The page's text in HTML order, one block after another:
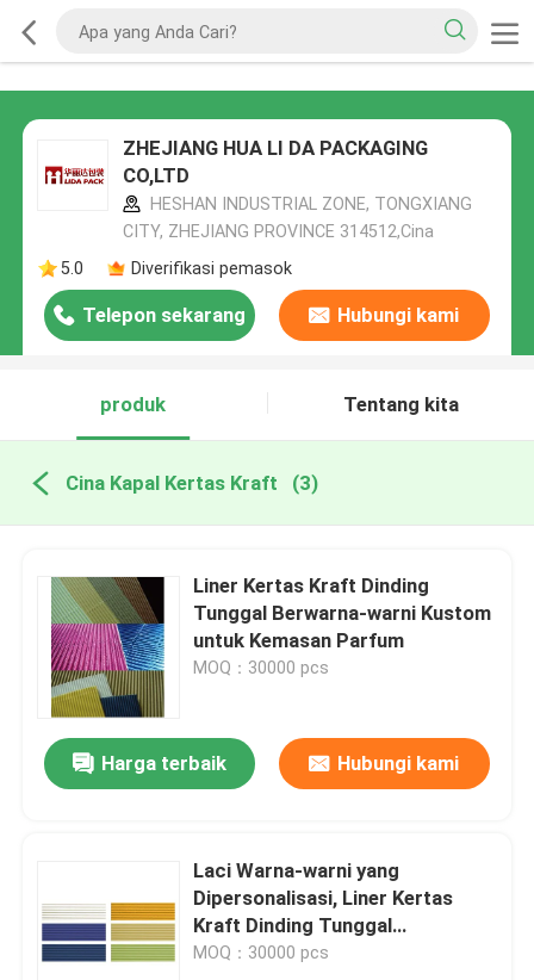
ZHEJIANG HUA LI DA PACKAGING
CO,LTD
HESHAN INDUSTRIAL ZONE, TONGXIANG
CITY, ZHEJIANG PROVINCE 314512,Cina
5.0
Diverifikasi pemasok
Telepon sekarang Hubungi kami
produk Tentang kita
Cina Kapal Kertas Kraft (3)
Liner Kertas Kraft Dinding
Tunggal Berwarna-warni Kustom
untuk Kemasan Parfum
MOQ：30000 pcs
Harga terbaik Hubungi kami
Laci Warna-warni yang
Dipersonalisasi, Liner Kertas
Kraft Dinding Tunggal
Bergelombang
MOQ：30000 pcs